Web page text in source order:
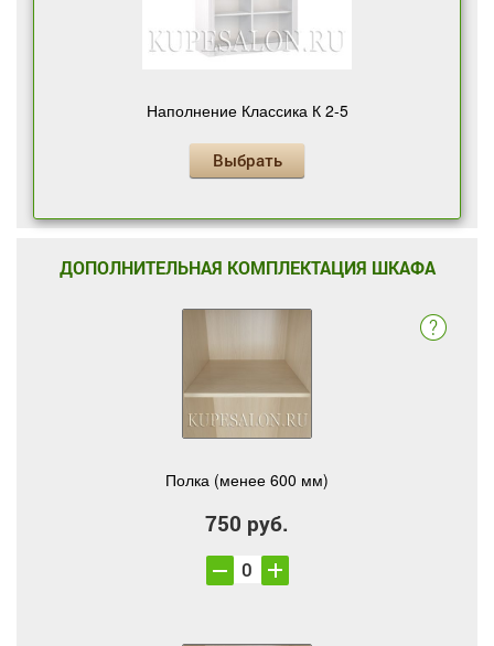
Наполнение Классика К 2-5
Выбрать
ДОПОЛНИТЕЛЬНАЯ КОМПЛЕКТАЦИЯ ШКАФА
Полка (менее 600 мм)
750 руб.